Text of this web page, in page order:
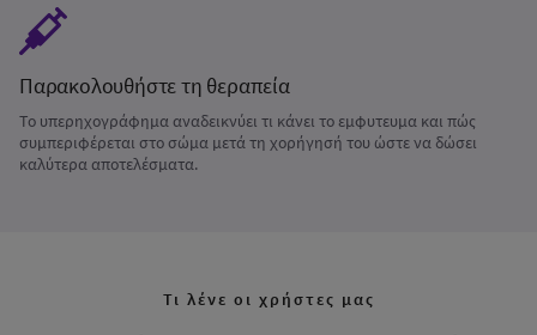
Παρακολουθήστε τη θεραπεία
Το υπερηχογράφημα αναδεικνύει τι κάνει το εμφυτευμα και πώς
συμπεριφέρεται στο σώμα μετά τη χορήγησή του ώστε να δώσει
καλύτερα αποτελέσματα.
Τι λένε οι χρήστες μας